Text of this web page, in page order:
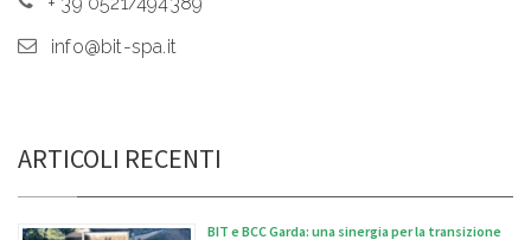
info@bit-spa.it
ARTICOLI RECENTI
BIT e BCC Garda: una sinergia per la transizione